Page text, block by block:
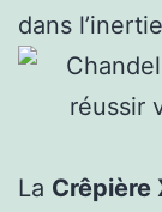
dans
La Crêpière